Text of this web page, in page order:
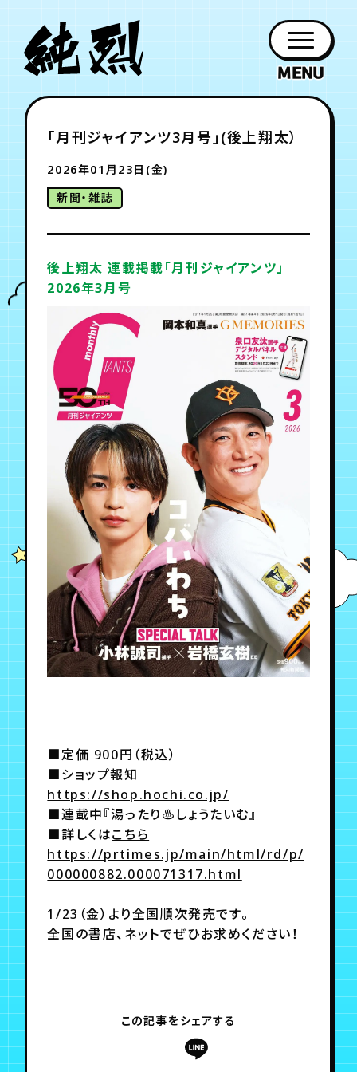
お知らせ
NEWS
日程
SCHEDULE
チケット
紹介
PROFILE
作品
DISCOGRAPHY
日記
グッズ
GOODS
ホーム
HOME
ファン
年会員制ファンクラブ
会員登録 ログイン
チケット
TICKET
お知らせ
FC NEWS
ムービー
MOVIE
会員登録
会員登録
月会員制ファンクラブ
「月刊ジャイアンツ3月号」(後上翔太）
2026年01月23日(金)
新聞・雑誌
後上翔太 連載掲載「月刊ジャイアンツ」
2026年3月号
■定価 900円（税込）
■ショップ報知
https://shop.hochi.co.jp/
■連載中『湯ったり♨しょうたいむ』
■詳しくはこちら
https://prtimes.jp/main/html/rd/p/
000000882.000071317.html
1/23（金）より全国順次発売です。
全国の書店、ネットでぜひお求めください！
この記事をシェアする